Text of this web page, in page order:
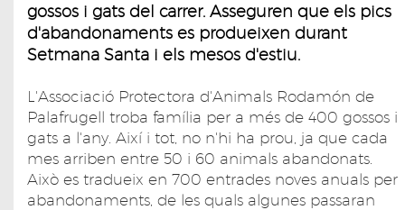
gossos i gats del carrer. Asseguren que els pics
d'abandonaments es produeixen durant
Setmana Santa i els mesos d'estiu.
L'Associació Protectora d'Animals Rodamón de
Palafrugell troba família per a més de 400 gossos i
gats a l'any. Així i tot, no n'hi ha prou, ja que cada
mes arriben entre 50 i 60 animals abandonats.
Això es tradueix en 700 entrades noves anuals per
abandonaments, de les quals algunes passaran